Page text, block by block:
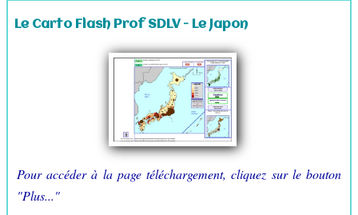
Le Carto Flash Prof SDLV - Le Japon
Pour accéder à la page téléchargement, cliquez sur le bouton
"Plus..."